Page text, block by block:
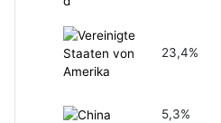
23,4%
5,3%